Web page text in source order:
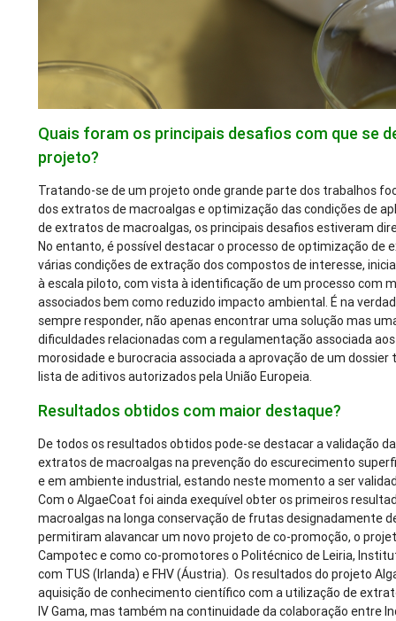
Quais foram os principais desafios com que se
projeto?
Tratando-se de um projeto onde grande parte dos trabalhos
dos extratos de macroalgas e optimização das condições de
de extratos de macroalgas, os principais desafios estiveram
No entanto, é possível destacar o processo de optimização
várias condições de extração dos compostos de interesse,
à escala piloto, com vista à identificação de um processo com
associados bem como reduzido impacto ambiental. É na
sempre responder, não apenas encontrar uma solução mas
dificuldades relacionadas com a regulamentação associada
morosidade e burocracia associada a aprovação de um
lista de aditivos autorizados pela União Europeia.
Resultados obtidos com maior destaque?
De todos os resultados obtidos pode-se destacar a validação
extratos de macroalgas na prevenção do escurecimento
e em ambiente industrial, estando neste momento a ser
Com o AlgaeCoat foi ainda exequível obter os primeiros
macroalgas na longa conservação de frutas designadamente
permitiram alavancar um novo projeto de co-promoção, o
Campotec e como co-promotores o Politécnico de Leiria,
com TUS (Irlanda) e FHV (Áustria). Os resultados do projeto
aquisição de conhecimento científico com a utilização de
IV Gama, mas também na continuidade da colaboração entre